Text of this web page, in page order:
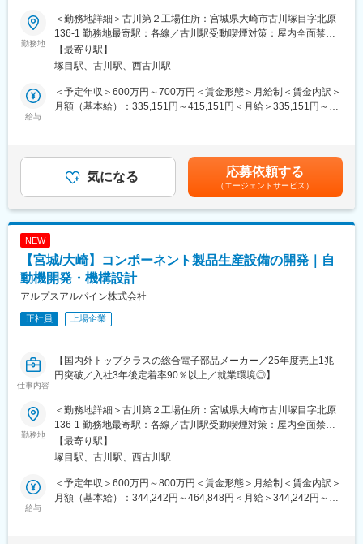
国内唯一の紙幣印刷機メーカーであり、世界的にもトップクラス
のシェアを誇ります。安定性と将来性を兼ね備えた環境で、専門
性を高められます。
OJTや先輩社員による技術指導など、未経験分野でも着実に技術
を身につけられる体制です。
残業平均は月20～30時間、年間休日125日以上、各種福利厚生も
充実し、ワークライフバランスを実現しやすい環境です。
■想定されるキャリアパス
■企業の特徴/魅力
100年の歴史を持ち、独自技術で印刷産業をリード。安定した国
内事業を基盤とし、グローバル展開にも積極的です。
変更の範囲：会社の定める業務
■募集背景：
（1）新規に工場セキュリティを検討／推進する必要があるため
（2）従来の技術と異なり、包括的な対応が必要なため
■業務内容：
（1）技術責任者
・工場セキュリティ規定の策定に際し、技術的視点で参画
・工場セキュリティ施策検討、評価、導入、運用
工場セキュリティ業務は社会的にも今後必要とされる技術であ
り、自身のキャリアアップが世の中の企業活動の貢献に繋がるこ
とが魅力です。
■配属部署：
・全部で34名の職場ですが、半数が30代以下と非常に若い職場で
す。AI活用など最新技術を使い、3年後/5年後の会社の標準を作り
■福利厚生面：
・独身寮／社宅制度（約1万円/月）／社宅家賃補助制度／入社に
伴う引っ越し手当会社負担（住宅関連制度にて社内規定あり）
／平均月残業は12.6H
・仕事と子育て／介護の両立支援制度充実／育児休業復帰率
勤務地
＜勤務地詳細＞古川第２工場住所：宮城県大崎市古川塚目字北原
136-1 勤務地最寄駅：各線／古川駅受動喫煙対策：屋内全面禁煙
変更の範囲：会社の定める事業所（リモートワーク含む）
【最寄り駅】
塚目駅、古川駅、西古川駅
給与
＜予定年収＞600万円～700万円＜賃金形態＞月給制＜賃金内訳＞
月額（基本給）：335,151円～415,151円＜月給＞335,151円～
績：平均17,000円賃金はあくまでも目安の金額であり、選考を通
じて上下する可能性があります。月給(月額)は固定手当を含めた表
記です。
気になる 応募依頼する
（エージェントサービス）
NEW
【宮城/大崎】コンポーネント製品生産設備の開発｜自
動機開発・機構設計
アルプスアルパイン株式会社
正社員 上場企業
仕事内容
【国内外トップクラスの総合電子部品メーカー／25年度売上1兆
円突破／入社3年後定着率90％以上／就業環境◎】
■募集背景：
コンポ・S&C製品の高難易度化と、自動化ライン拡大に対応する
ため、設備の製作/開発業務の強化の一環として募集を行います。
■業務内容：
生産設備の設計製作に必要な構想企画・機構設計、ロボットツー
ル設計、安全設計、現場導入までを一貫して担当していただきま
勤務地
＜勤務地詳細＞古川第２工場住所：宮城県大崎市古川塚目字北原
136-1 勤務地最寄駅：各線／古川駅受動喫煙対策：屋内全面禁煙
変更の範囲：会社の定める事業所（リモートワーク含む）
【最寄り駅】
塚目駅、古川駅、西古川駅
給与
＜予定年収＞600万円～800万円＜賃金形態＞月給制＜賃金内訳＞
月額（基本給）：344,242円～464,848円＜月給＞344,242円～